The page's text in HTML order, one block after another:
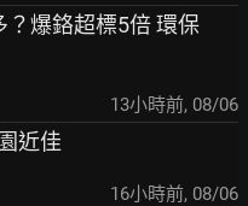
？爆鉻超標5倍 環保
13小時前, 08/06
近佳
16小時前, 08/06